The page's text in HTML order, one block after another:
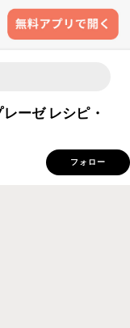
ーゼ レシピ・
フォロー